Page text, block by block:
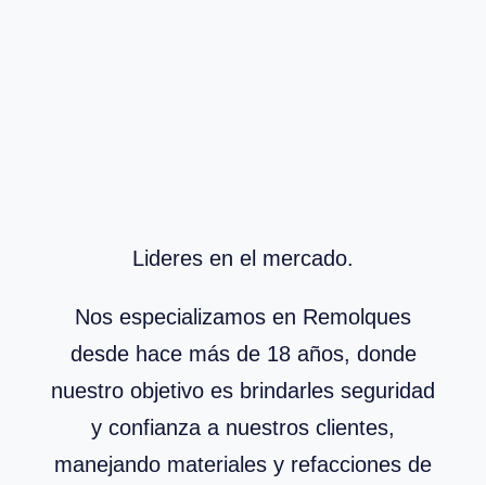
Lideres en el mercado.
Nos especializamos en Remolques
desde hace más de 18 años, donde
nuestro objetivo es brindarles seguridad
y confianza a nuestros clientes,
manejando materiales y refacciones de